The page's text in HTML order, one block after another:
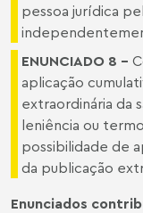
pessoa jurídica
ENUNCIADO 8 –
aplicação
extraordinária da
leniência ou
possibilidade de
da publicação
Enunciados